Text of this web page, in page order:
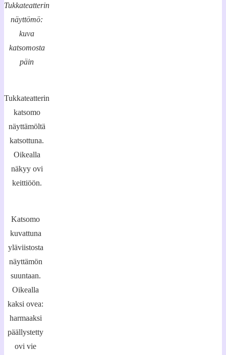
Tukkateatterin
näyttömö:
kuva
katsomosta
päin
Tukkateatterin
katsomo
näyttämöltä
katsottuna.
Oikealla
näkyy ovi
keittiöön.
Katsomo
kuvattuna
yläviistosta
näyttämön
suuntaan.
Oikealla
kaksi ovea:
harmaaksi
päällystetty
ovi vie